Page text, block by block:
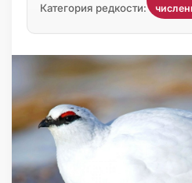
Категория редкости: